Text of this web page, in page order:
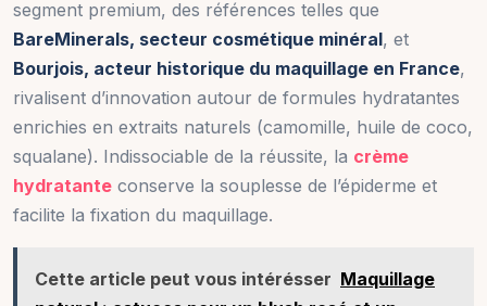
segment premium, des références telles que
BareMinerals, secteur cosmétique minéral, et
Bourjois, acteur historique du maquillage en France,
rivalisent d’innovation autour de formules hydratantes
enrichies en extraits naturels (camomille, huile de coco,
squalane). Indissociable de la réussite, la crème
hydratante conserve la souplesse de l’épiderme et
facilite la fixation du maquillage.
Cette article peut vous intérésser Maquillage